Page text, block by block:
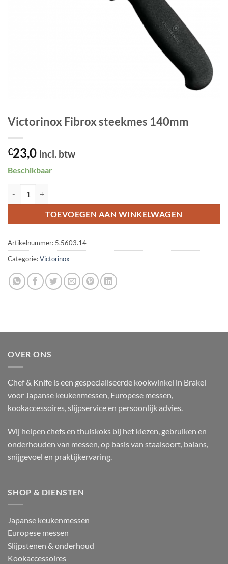
Victorinox Fibrox steekmes 140mm
€23,0 incl. btw
Beschikbaar
TOEVOEGEN AAN WINKELWAGEN
Artikelnummer: 5.5603.14
Categorie:Victorinox
OVER ONS
Chef & Knife is een gespecialiseerde kookwinkel in Brakel
voor Japanse keukenmessen, Europese messen,
kookaccessoires, slijpservice en persoonlijk advies.
Wij helpen chefs en thuiskoks bij het kiezen, gebruiken en
onderhouden van messen, op basis van staalsoort, balans,
snijgevoel en praktijkervaring.
SHOP & DIENSTEN
Japanse keukenmessen
Europese messen
Slijpstenen & onderhoud
Kookaccessoires